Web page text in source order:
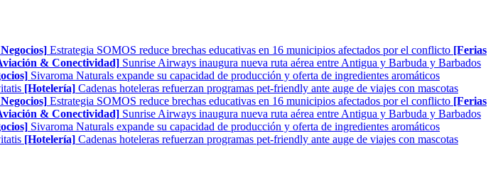
Estrategia SOMOS reduce brechas educativas en 16 municipios afectados por el conflicto [Ferias
& Conectividad] Sunrise Airways inaugura nueva ruta aérea entre Antigua y Barbuda y Barbados
Sivaroma Naturals expande su capacidad de producción y oferta de ingredientes aromáticos
[Hotelería] Cadenas hoteleras refuerzan programas pet-friendly ante auge de viajes con mascotas
Estrategia SOMOS reduce brechas educativas en 16 municipios afectados por el conflicto [Ferias
& Conectividad] Sunrise Airways inaugura nueva ruta aérea entre Antigua y Barbuda y Barbados
Sivaroma Naturals expande su capacidad de producción y oferta de ingredientes aromáticos
[Hotelería] Cadenas hoteleras refuerzan programas pet-friendly ante auge de viajes con mascotas